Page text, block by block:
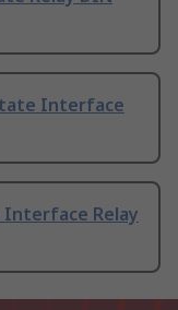
Interface
Interface Relay